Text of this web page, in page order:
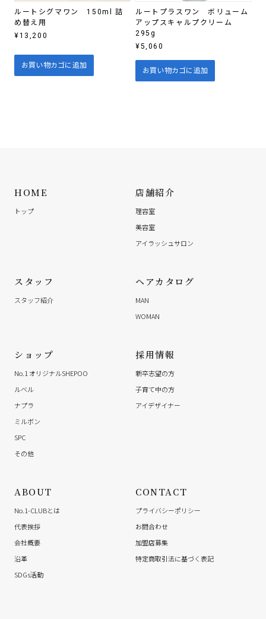
ルートシグマワン 150ml 詰
め替え用
¥13,200
お買い物カゴに追加
ルートプラスワン ボリューム
アップスキャルプクリーム
295g
¥5,060
お買い物カゴに追加
HOME
トップ
店舗紹介
理容室
美容室
アイラッシュサロン
スタッフ
スタッフ紹介
ヘアカタログ
MAN
WOMAN
ショップ
No.1 オリジナルSHEPOO
ルベル
ナプラ
ミルボン
SPC
その他
採用情報
新卒志望の方
子育て中の方
アイデザイナー
ABOUT
No.1-CLUBとは
代表挨拶
会社概要
沿革
SDGs活動
CONTACT
プライバシーポリシー
お問合わせ
加盟店募集
特定商取引法に基づく表記